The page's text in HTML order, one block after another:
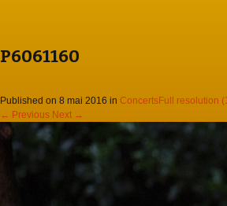
P6061160
Published on 8 mai 2016 in ConcertsFull resolution
← Previous Next →